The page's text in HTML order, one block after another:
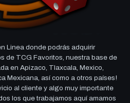
Linea donde podrás adquirir
de TCG Favoritos, nuestra base de
en Apizaco, Tlaxcala, Mexico,
Mexicana, así como a otros países!
al cliente y algo muy importante
los que trabajamos aquí amamos